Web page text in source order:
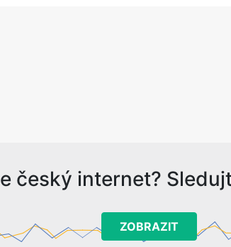
český internet?
ZOBRAZIT